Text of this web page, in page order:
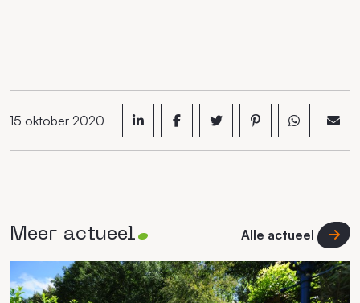
15 oktober 2020
Meer actueel Alle actueel